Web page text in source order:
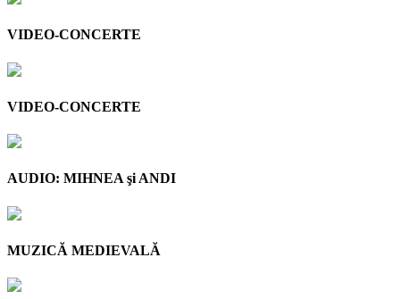
VIDEO-CONCERTE
VIDEO-CONCERTE
AUDIO: MIHNEA şi ANDI
MUZICĂ MEDIEVALĂ